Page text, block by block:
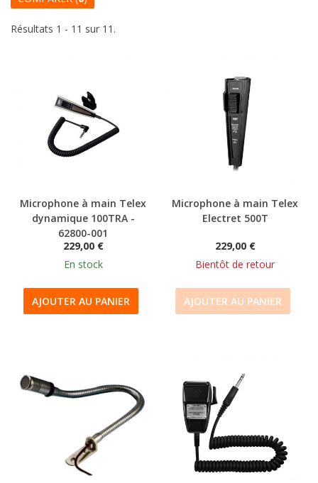
Résultats 1 - 11 sur 11.
Microphone à main Telex
dynamique 100TRA -
62800-001
229,00 €
En stock
AJOUTER AU PANIER
Microphone à main Telex
Electret 500T
229,00 €
Bientôt de retour
AJOUTER AU PANIER